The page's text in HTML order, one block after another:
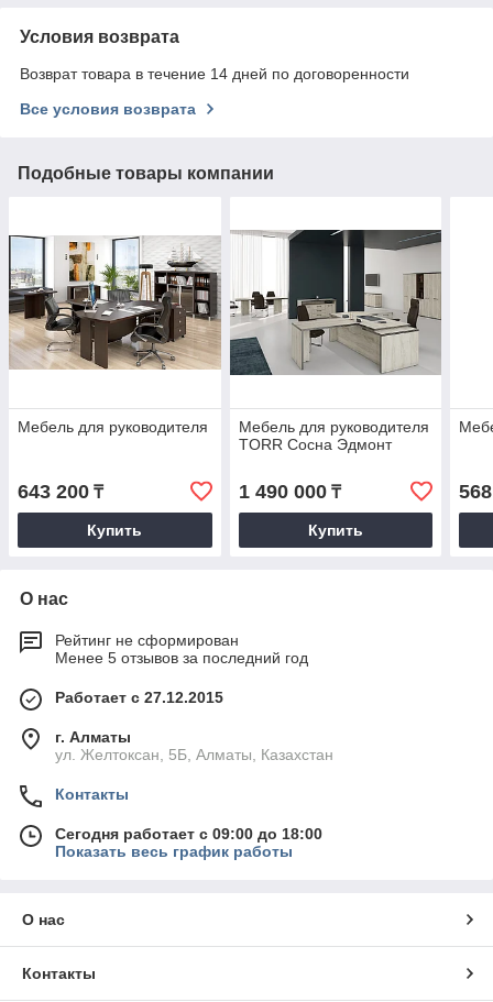
Условия возврата
Возврат товара в течение 14 дней по договоренности
Все условия возврата
Подобные товары компании
Мебель для руководителя
643 200 ₸
Купить
Мебель для руководителя
TORR Сосна Эдмонт
1 490 000₸
Купить
О нас
Рейтинг не сформирован
Менее 5 отзывов за последний год
Работает с 27.12.2015
г. Алматы
ул. Желтоксан, 5Б, Алматы, Казахстан
Контакты
Сегодня работает с 09:00 до 18:00
Показать весь график работы
О нас
Контакты